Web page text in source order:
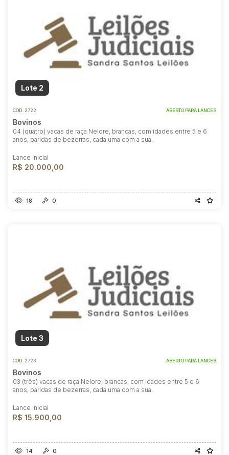
Lote 2
COD. 2722 ABERTO PARA LANCES
Bovinos
04 (quatro) vacas de raça Nelore, brancas, com idades entre 5 e 6
anos, paridas de bezerras, cada uma com a sua.
Lance Inicial
R$ 20.000,00
18 0
Lote 3
COD. 2723 ABERTO PARA LANCES
Bovinos
03 (três) vacas de raça Nelore, brancas, com idades entre 5 e 6
anos, paridas de bezerras, cada uma com a sua.
Lance Inicial
R$ 15.900,00
14 0